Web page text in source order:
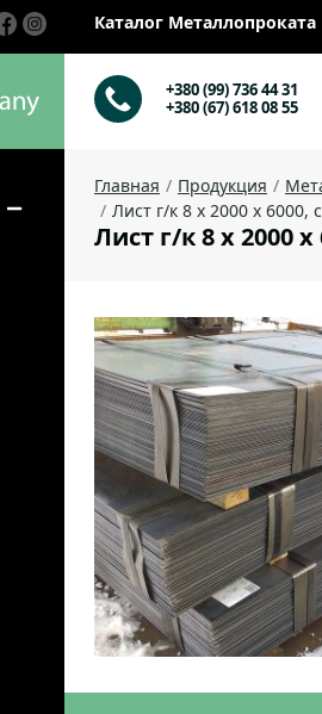
Каталог Металлопроката
+380 (99) 736 44 31
+380 (67) 618 08 55
Главная Продукция
Лист г/к 8 х 2000 х 6000,
Лист г/к 8 х 2000 х